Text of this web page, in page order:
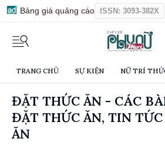
Bảng giá quảng cáo ISSN: 3093-382X
TRANG CHỦ SỰ KIỆN NỮ TRÍ
ĐẶT THỨC ĂN - CÁC
ĐẶT THỨC ĂN, TIN
ĂN